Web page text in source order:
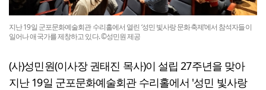
지난 19일 군포문화예술회관 수리홀에서 열린 ‘성민 빛사랑 문화축제’에서 참석자들이
일어나 애국가를 제창하고 있다. ©성민원 제공
(사)성민원(이사장 권태진 목사)이 설립 27주년을 맞아
지난 19일 군포문화예술회관 수리홀에서 '성민 빛사랑